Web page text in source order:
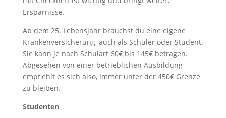
Ersparnisse.
Ab dem 25. Lebensjahr brauchst du eine eigene
Krankenversicherung, auch als Schüler oder Student.
Sie kann je nach Schulart 60€ bis 145€ betragen.
Abgesehen von einer betrieblichen Ausbildung
empfiehlt es sich also, immer unter der 450€ Grenze
zu bleiben.
Studenten